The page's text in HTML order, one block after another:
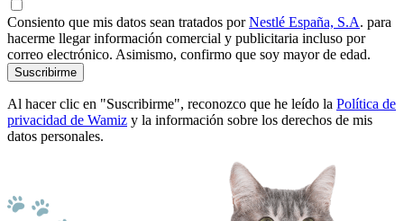
Consiento que mis datos sean tratados porNestlé España, S.A. para
hacerme llegar información comercial y publicitaria incluso por
correo electrónico. Asimismo, confirmo que soy mayor de edad.
Suscribirme
Al hacer clic en "Suscribirme", reconozco que he leído la Política de
privacidad de Wamiz y la información sobre los derechos de mis
datos personales.